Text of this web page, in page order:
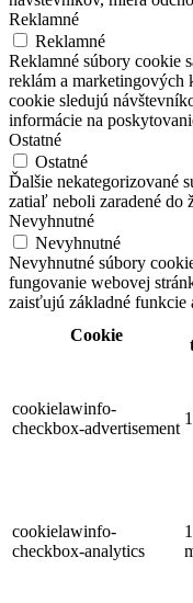
Reklamné
Reklamné
Reklamné súbory cookie
reklám a marketingových
cookie sledujú
informácie na
Ostatné
Ostatné
Ďalšie nekategorizované
zatiaľ neboli zaradené do
Nevyhnutné
Nevyhnutné
Nevyhnutné súbory
fungovanie webovej
zaisťujú základné funkcie
Cookie
cookielawinfo-
checkbox-advertisement
cookielawinfo-
checkbox-analytics